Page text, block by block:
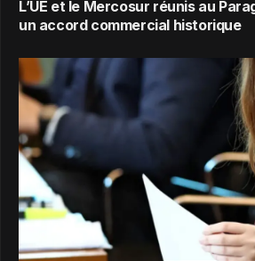
L’UE et le Mercosur réunis au
un accord commercial historique